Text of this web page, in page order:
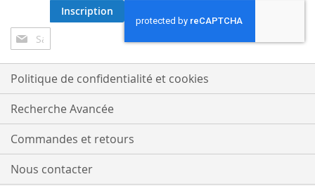
Inscription
à
notre
lettre
d’information
:
Inscription
Politique de confidentialité et cookies
Recherche Avancée
Commandes et retours
Nous contacter